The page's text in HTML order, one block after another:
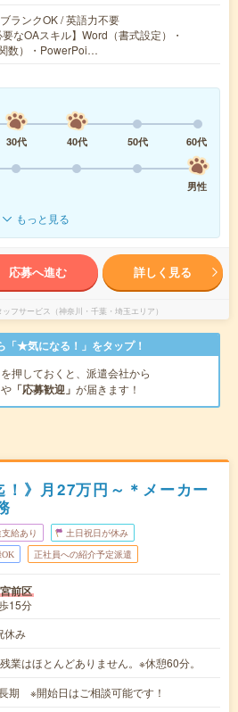
ランクOK / 英語力不要
なOAスキル】Word（書式設定）・
数）・PowerPoi…
30代 40代 50代
60代
男性
もっと見る
応募へ進む 詳しく見る
フサービス（神奈川・千葉・埼玉エリア）
「★気になる！」をタップ！
を押しておくと、派遣会社から
や 「応募歓迎」 が届きます！
！》月27万円～＊メーカー
給あり 土日祝日が休み
OK 正社員への紹介予定派遣
前区
15分
休み
はほとんどありません。※休憩60分。
期 ※開始日はご相談可能です！